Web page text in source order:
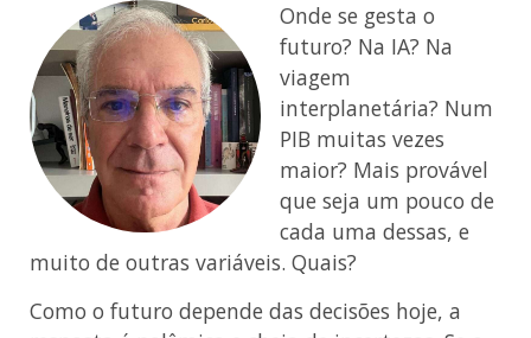
Onde se gesta o
futuro? Na IA? Na
viagem
interplanetária? Num
PIB muitas vezes
maior? Mais provável
que seja um pouco de
cada uma dessas, e
muito de outras variáveis. Quais?
Como o futuro depende das decisões hoje, a